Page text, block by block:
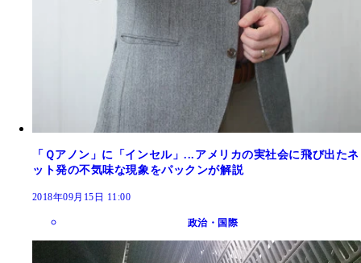
「Ｑアノン」に「インセル」...アメリカの実社会に飛び出たネ
ット発の不気味な現象をパックンが解説
2018年09月15日 11:00
政治・国際